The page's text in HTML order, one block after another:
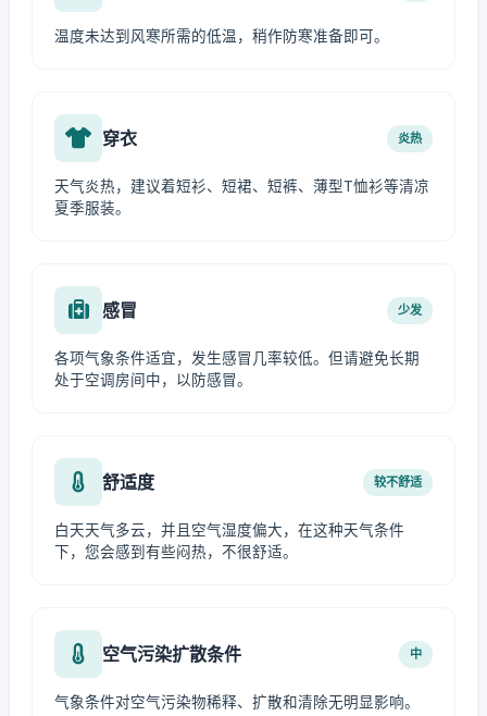
温度未达到风寒所需的低温，稍作防寒准备即可。
穿衣 炎热
天气炎热，建议着短衫、短裙、短裤、薄型T恤衫等清凉
夏季服装。
感冒 少发
各项气象条件适宜，发生感冒几率较低。但请避免长期
处于空调房间中，以防感冒。
舒适度 较不舒适
白天天气多云，并且空气湿度偏大，在这种天气条件
下，您会感到有些闷热，不很舒适。
空气污染扩散条件 中
气象条件对空气污染物稀释、扩散和清除无明显影响。